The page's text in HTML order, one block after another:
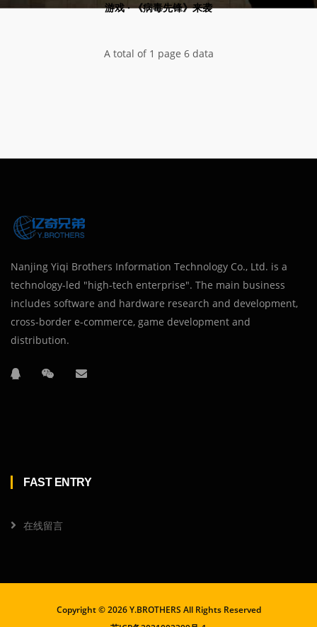
游戏 · 《病毒先锋》来袭
A total of 1 page 6 data
Nanjing Yiqi Brothers Information Technology Co., Ltd. is a
technology-led "high-tech enterprise". The main business
includes software and hardware research and development,
cross-border e-commerce, game development and
distribution.
FAST ENTRY
在线留言
Copyright ©2026 Y.BROTHERS All Rights Reserved